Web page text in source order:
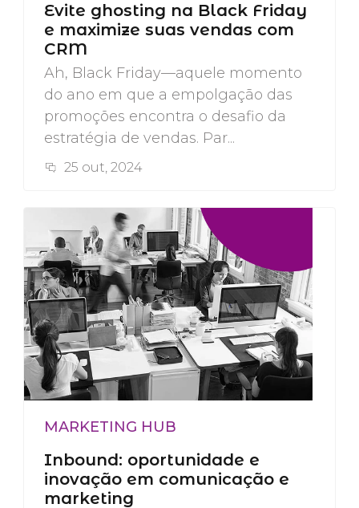
Evite ghosting na Black Friday
e maximize suas vendas com
CRM
Ah, Black Friday—aquele momento
do ano em que a empolgação das
promoções encontra o desafio da
estratégia de vendas. Par...
25 out, 2024
MARKETING HUB
Inbound: oportunidade e
inovação em comunicação e
marketing